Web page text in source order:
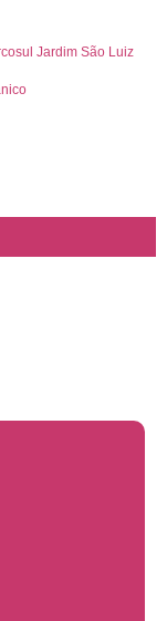
Jardim São Luiz